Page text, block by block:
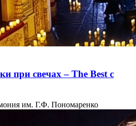
при свечах – The Best с
им. Г.Ф. Пономаренко